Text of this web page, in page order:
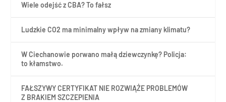
Wiele odejść z CBA? To fałsz
Ludzkie CO2 ma minimalny wpływ na zmiany klimatu?
W Ciechanowie porwano małą dziewczynkę? Policja:
to kłamstwo.
FAŁSZYWY CERTYFIKAT NIE ROZWIĄŻE PROBLEMÓW
Z BRAKIEM SZCZEPIENIA